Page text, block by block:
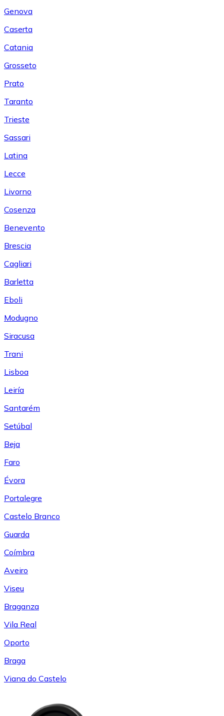
Genova
Caserta
Catania
Grosseto
Prato
Taranto
Trieste
Sassari
Latina
Lecce
Livorno
Cosenza
Benevento
Brescia
Cagliari
Barletta
Eboli
Modugno
Siracusa
Trani
Lisboa
Leiría
Santarém
Setúbal
Beja
Faro
Évora
Portalegre
Castelo Branco
Guarda
Coímbra
Aveiro
Viseu
Braganza
Vila Real
Oporto
Braga
Viana do Castelo